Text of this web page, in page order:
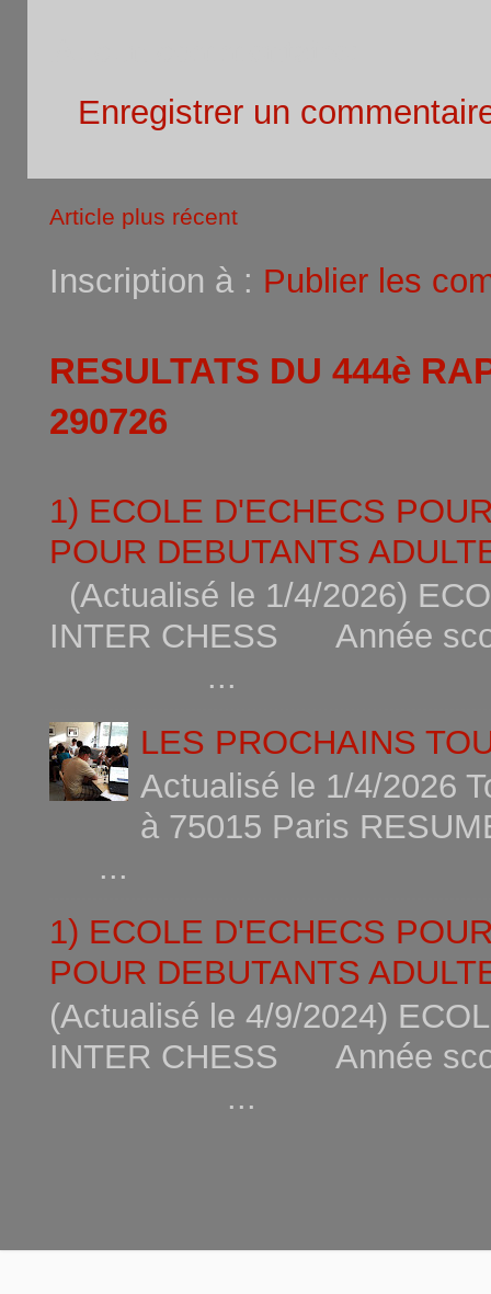
Enregistrer un
Article plus récent
Inscription à : Publier les
RESULTATS DU 444è
290726
1) ECOLE D'ECHECS
POUR DEBUTANTS
(Actualisé le 1/4/2026)
INTER CHESS Année
...
LES PROCHAINS
Actualisé le 1/4/2026
à 75015
...
1) ECOLE D'ECHECS
POUR DEBUTANTS
(Actualisé le 4/9/2024)
INTER CHESS Année
...